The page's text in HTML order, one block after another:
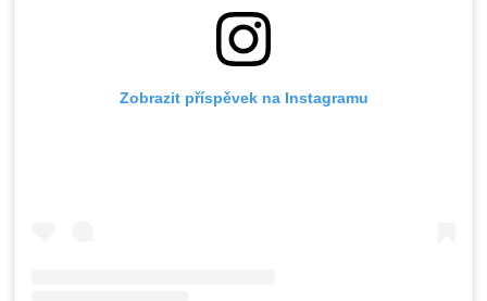
Zobrazit příspěvek na Instagramu